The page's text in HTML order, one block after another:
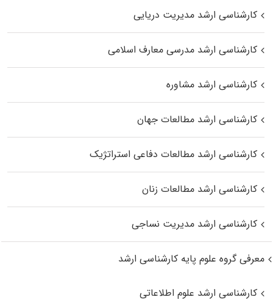
کارشناسی ارشد مدیریت دریایی
کارشناسی ارشد مدرسی معارف اسلامی
کارشناسی ارشد مشاوره
کارشناسی ارشد مطالعات جهان
کارشناسی ارشد مطالعات دفاعی استراتژیک
کارشناسی ارشد مطالعات زنان
کارشناسی ارشد مدیریت نساجی
معرفی گروه علوم پایه کارشناسی ارشد
کارشناسی ارشد علوم اطلاعاتی